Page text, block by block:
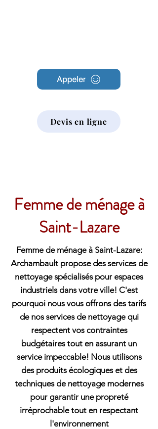
Appeler
Devis en ligne
Femme de ménage à
Saint-Lazare
Femme de ménage à Saint-Lazare:
Archambault propose des services de
nettoyage spécialisés pour espaces
industriels dans votre ville! C'est
pourquoi nous vous offrons des tarifs
de nos services de nettoyage qui
respectent vos contraintes
budgétaires tout en assurant un
service impeccable! Nous utilisons
des produits écologiques et des
techniques de nettoyage modernes
pour garantir une propreté
irréprochable tout en respectant
l'environnement